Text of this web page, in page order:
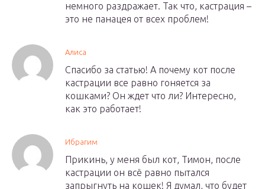
немного раздражает. Так что, кастрация –
это не панацея от всех проблем!
Алиса
Спасибо за статью! А почему кот после
кастрации все равно гоняется за
кошками? Он ждет что ли? Интересно,
как это работает!
Ибрагим
Прикинь, у меня был кот, Тимон, после
кастрации он всё равно пытался
запрыгнуть на кошек! Я думал, что будет